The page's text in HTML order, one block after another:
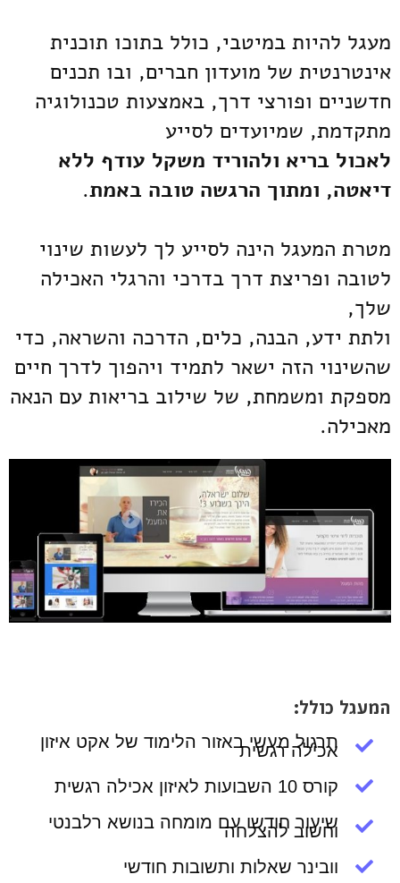
מעגל להיות במיטבי, כולל בתוכו תוכנית
אינטרנטית של מועדון חברים, ובו תכנים
חדשניים ופורצי דרך, באמצעות טכנולוגיה
מתקדמת, שמיועדים לסייע
לאכול בריא ולהוריד משקל עודף ללא
דיאטה, ומתוך הרגשה טובה באמת.
מטרת המעגל הינה לסייע לך לעשות שינוי
לטובה ופריצת דרך בדרכי והרגלי האכילה
שלך,
ולתת ידע, הבנה, כלים, הדרכה והשראה, כדי
שהשינוי הזה ישאר לתמיד ויהפוך לדרך חיים
מספקת ומשמחת, של שילוב בריאות עם הנאה
מאכילה.
המעגל כולל:
תרגול מעשי באזור הלימוד של אקט איזון
אכילה רגשית
קורס 10 השבועות לאיזון אכילה רגשית
שיעור חודשי עם מומחה בנושא רלבנטי
וחשוב להצלחה
וובינר שאלות ותשובות חודשי